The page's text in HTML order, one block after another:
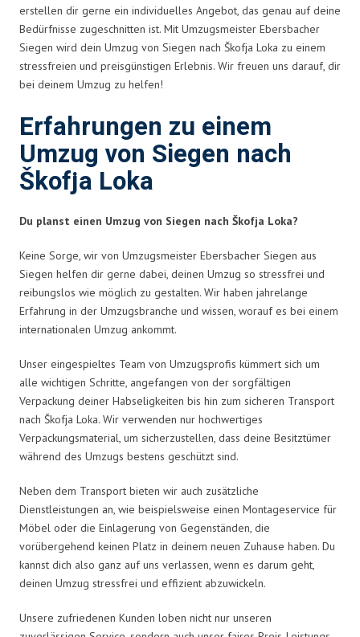
erstellen dir gerne ein individuelles Angebot, das genau auf deine
Bedürfnisse zugeschnitten ist. Mit Umzugsmeister Ebersbacher
Siegen wird dein Umzug von Siegen nach Škofja Loka zu einem
stressfreien und preisgünstigen Erlebnis. Wir freuen uns darauf, dir
bei deinem Umzug zu helfen!
Erfahrungen zu einem
Umzug von Siegen nach
Škofja Loka
Du planst einen Umzug von Siegen nach Škofja Loka?
Keine Sorge, wir von Umzugsmeister Ebersbacher Siegen aus
Siegen helfen dir gerne dabei, deinen Umzug so stressfrei und
reibungslos wie möglich zu gestalten. Wir haben jahrelange
Erfahrung in der Umzugsbranche und wissen, worauf es bei einem
internationalen Umzug ankommt.
Unser eingespieltes Team von Umzugsprofis kümmert sich um
alle wichtigen Schritte, angefangen von der sorgfältigen
Verpackung deiner Habseligkeiten bis hin zum sicheren Transport
nach Škofja Loka. Wir verwenden nur hochwertiges
Verpackungsmaterial, um sicherzustellen, dass deine Besitztümer
während des Umzugs bestens geschützt sind.
Neben dem Transport bieten wir auch zusätzliche
Dienstleistungen an, wie beispielsweise einen Montageservice für
Möbel oder die Einlagerung von Gegenständen, die
vorübergehend keinen Platz in deinem neuen Zuhause haben. Du
kannst dich also ganz auf uns verlassen, wenn es darum geht,
deinen Umzug stressfrei und effizient abzuwickeln.
Unsere zufriedenen Kunden loben nicht nur unseren